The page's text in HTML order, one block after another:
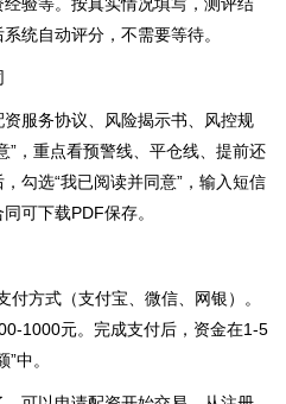
统自动评分，不需要等待。
服务协议、风险揭示书、风控规
”，重点看预警线、平仓线、提前还
勾选“我已阅读并同意”，输入短信
可下载PDF保存。
付方式（支付宝、微信、网银）。
1000元。完成支付后，资金在1-5
中。